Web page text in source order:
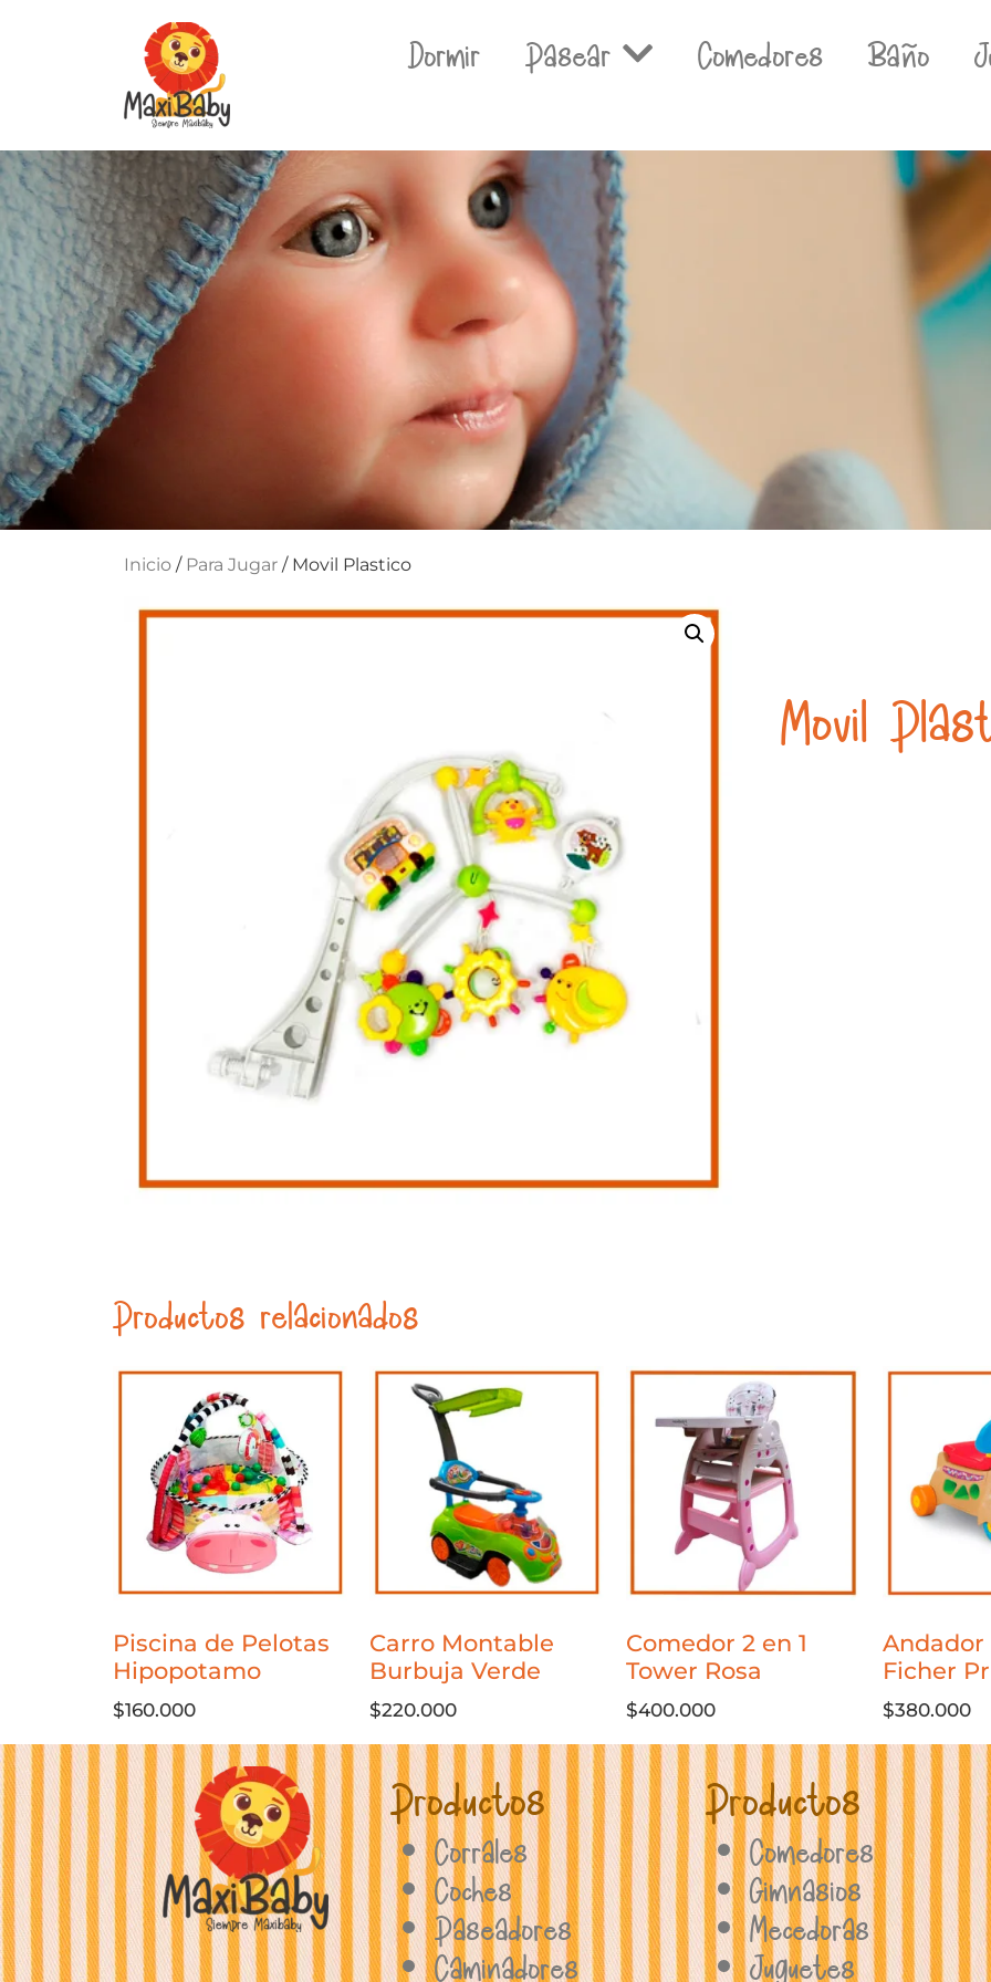
Dormir Pasear Comedores Baño
Inicio / Para Jugar / Movil Plastico
Movil
Productos relacionados
Piscina de Pelotas
Hipopotamo
$160.000
Carro Montable
Burbuja Verde
$220.000
Comedor 2 en 1
Tower Rosa
$400.000
Andador
Ficher
$380.000
Productos
Corrales
Coches
Paseadores
Caminadores
Productos
Comedores
Gimnasios
Mecedoras
Juguetes